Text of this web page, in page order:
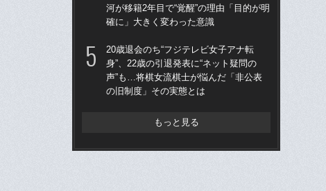
河が移籍2年目で“覚醒”の理由「目的が明
確に」大きく変わった意識
20歳退会のち“フジテレビ女子アナ転
身”、22歳の引退発表に“ネット疑問の
声”も…将棋女流棋士が悩んだ「非公表
の旧制度」その実態とは
もっと見る